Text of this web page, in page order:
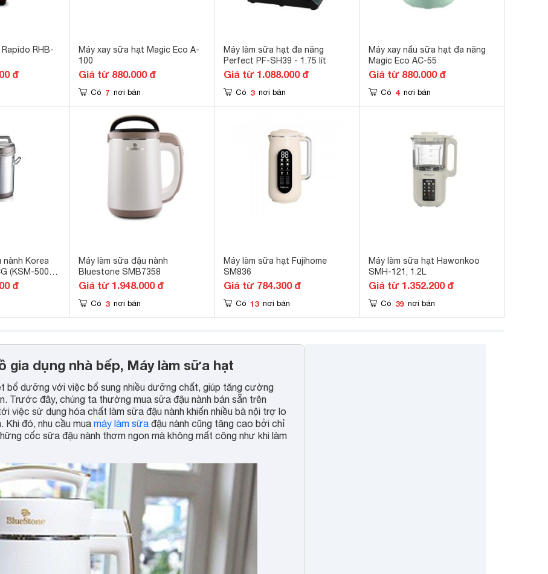
RHB-
đ
Máy xay sữa hạt Magic Eco A-
100
Giá từ 880.000 đ
Có 7 nơi bán
Máy làm sữa hạt đa năng
Perfect PF-SH39 - 1.75 lít
Giá từ 1.088.000 đ
Có 3 nơi bán
Máy xay nấu sữa hạt đa năng
Magic Eco AC-55
Giá từ 880.000 đ
Có 4 nơi bán
nành Korea
(KSM-5000-
đ
Máy làm sữa đậu nành
Bluestone SMB7358
Giá từ 1.948.000 đ
Có 3 nơi bán
Máy làm sữa hạt Fujihome
SM836
Giá từ 784.300 đ
Có 13 nơi bán
Máy làm sữa hạt Hawonkoo
SMH-121, 1.2L
Giá từ 1.352.200 đ
Có 39 nơi bán
gia dụng nhà bếp, Máy làm sữa hạt
bổ dưỡng với việc bổ sung nhiều dưỡng chất, giúp tăng cường
Trước đây, chúng ta thường mua sữa đậu nành bán sẵn trên
việc sử dụng hóa chất làm sữa đậu nành khiến nhiều bà nội trợ lo
Khi đó, nhu cầu mua máy làm sữa đậu nành cũng tăng cao bởi chỉ
cốc sữa đậu nành thơm ngon mà không mất công như khi làm